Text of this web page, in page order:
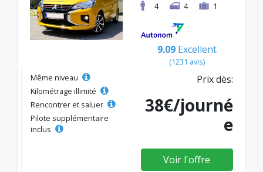
4
4 1
9.09 Excellent
(1231 avis)
Même niveau
Kilométrage illimité
Rencontrer et saluer
Pilote supplémentaire
inclus
Prix dès:
38€/journé
e
Voir l'offre